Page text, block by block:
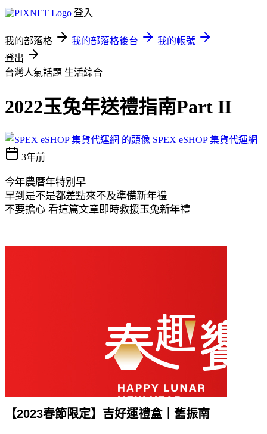
登入
我的部落格 我的部落格後台
我的帳號
登出
台灣人氣話題 生活綜合
2022玉兔年送禮指南Part II
SPEX eSHOP 集貨代運網
3年前
今年農曆年特別早
早到是不是都差點來不及準備新年禮
不要擔心 看這篇文章即時救援玉兔新年禮
【2023春節限定】吉好運禮盒｜舊振南